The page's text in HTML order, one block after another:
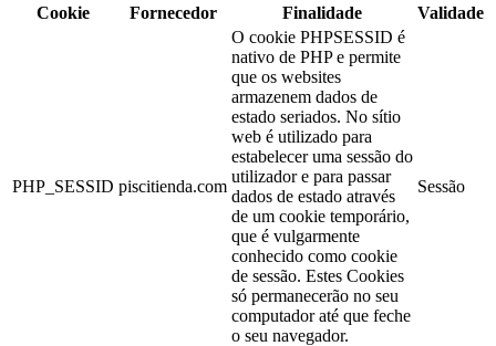
Cookie
Fornecedor Finalidade Validade
PHP_SESSID piscitienda.com
O cookie PHPSESSID é
nativo de PHP e permite
que os websites
armazenem dados de
estado seriados. No sítio
web é utilizado para
estabelecer uma sessão do
utilizador e para passar
dados de estado através
de um cookie temporário,
que é vulgarmente
conhecido como cookie
de sessão. Estes Cookies
só permanecerão no seu
computador até que feche
o seu navegador.
Sessão